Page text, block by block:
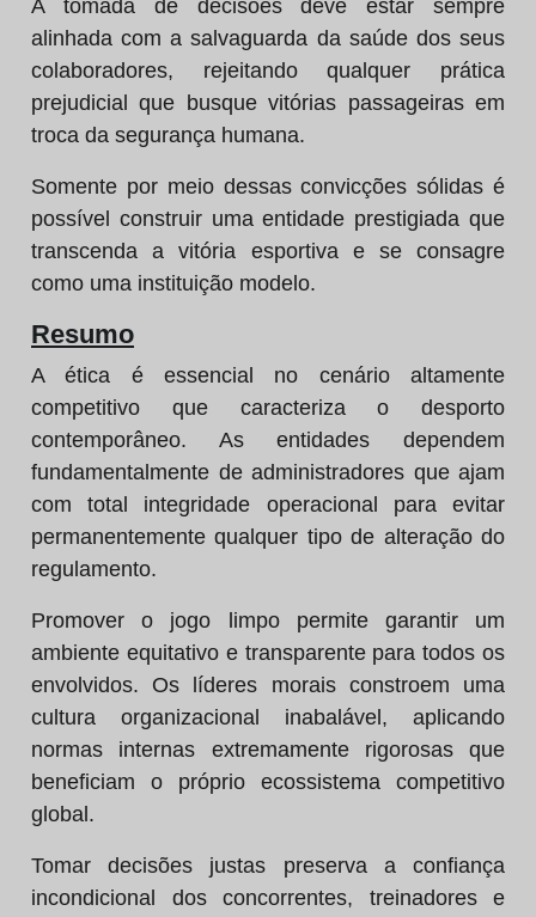
A tomada de decisões deve estar sempre
alinhada com a salvaguarda da saúde dos seus
colaboradores, rejeitando qualquer prática
prejudicial que busque vitórias passageiras em
troca da segurança humana.
Somente por meio dessas convicções sólidas é
possível construir uma entidade prestigiada que
transcenda a vitória esportiva e se consagre
como uma instituição modelo.
Resumo
A ética é essencial no cenário altamente
competitivo que caracteriza o desporto
contemporâneo. As entidades dependem
fundamentalmente de administradores que ajam
com total integridade operacional para evitar
permanentemente qualquer tipo de alteração do
regulamento.
Promover o jogo limpo permite garantir um
ambiente equitativo e transparente para todos os
envolvidos. Os líderes morais constroem uma
cultura organizacional inabalável, aplicando
normas internas extremamente rigorosas que
beneficiam o próprio ecossistema competitivo
global.
Tomar decisões justas preserva a confiança
incondicional dos concorrentes, treinadores e